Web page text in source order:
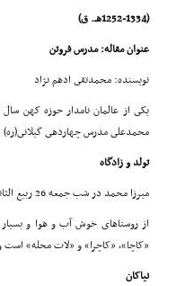
(1252-1334هـ. ق)
عنوان مقاله: مدرس فروتن
نویسنده: محمدتقى ادهم نژاد
محمدعلى مدرس چهاردهى
تولد و زادگاه
میرزا محمد در شب جمعه 26 ربیع الثانى 1252 در خاندانى علمى در قریه «چهاردهى»
از روستاهاى خوش آب و هوا و
«کاچا»، «کاچرا» و «لات محله»
نیاکان